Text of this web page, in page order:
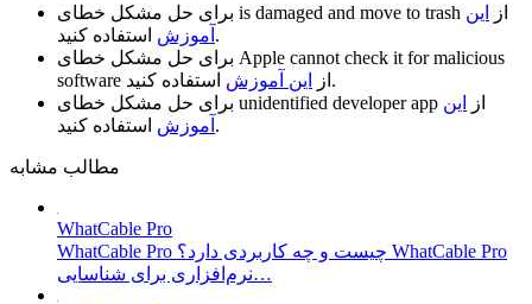
is damaged and move to trash از
این
آموزش استفاده کنید.
Apple cannot check it for malicious
software
از این آموزش
استفاده کنید.
unidentified developer app از
این
آموزش استفاده کنید.
مطالب مشابه
WhatCable Pro
WhatCable Pro چیست و چه کاربردی دارد؟ WhatCable Pro
نرم‌افزاری برای شناسایی…